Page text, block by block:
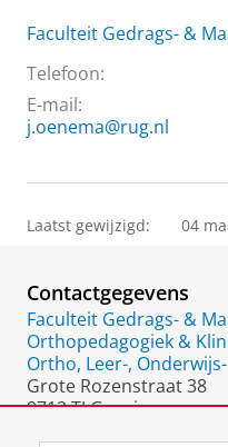
Faculteit Gedrags- &
Telefoon:
E-mail:
j.oenema@rug.nl
Laatst gewijzigd: 04
Contactgegevens
Faculteit Gedrags- &
Orthopedagogiek &
Ortho, Leer-,
Grote Rozenstraat 38
9712 TJ Groningen